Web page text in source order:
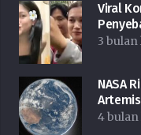
Viral
3 bulan
NASA
4 bulan